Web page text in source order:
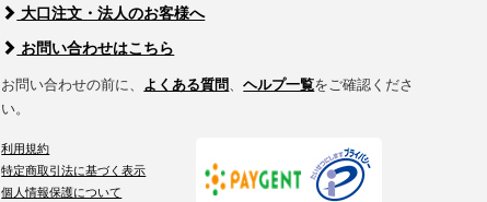
大口注文・法人のお客様へ
お問い合わせはこちら
お問い合わせの前に、 よくある質問 、ヘルプ一覧をご確認くださ
い。
利用規約
特定商取引法に基づく表示
個人情報保護について